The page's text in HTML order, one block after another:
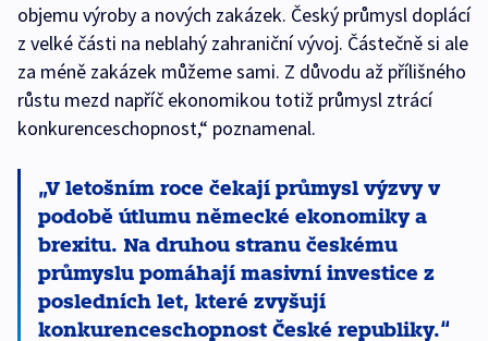
objemu výroby a nových zakázek. Český průmysl doplácí
z velké části na neblahý zahraniční vývoj. Částečně si ale
za méně zakázek můžeme sami. Z důvodu až přílišného
růstu mezd napříč ekonomikou totiž průmysl ztrácí
konkurenceschopnost,“ poznamenal.
V letošním roce čekají průmysl výzvy v
podobě útlumu německé ekonomiky a
brexitu. Na druhou stranu českému
průmyslu pomáhají masivní investice z
posledních let, které zvyšují
konkurenceschopnost České republiky.